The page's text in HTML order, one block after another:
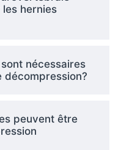
hernies
nécessaires
décompression?
peuvent être